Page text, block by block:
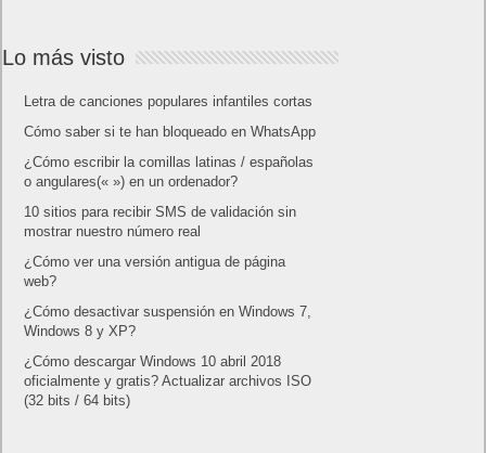
Lo más visto
Letra de canciones populares infantiles cortas
Cómo saber si te han bloqueado en WhatsApp
¿Cómo escribir la comillas latinas / españolas
o angulares(« ») en un ordenador?
10 sitios para recibir SMS de validación sin
mostrar nuestro número real
¿Cómo ver una versión antigua de página
web?
¿Cómo desactivar suspensión en Windows 7,
Windows 8 y XP?
¿Cómo descargar Windows 10 abril 2018
oficialmente y gratis? Actualizar archivos ISO
(32 bits / 64 bits)